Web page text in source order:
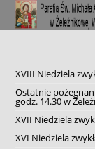
Skip
content
XVIII Niedziela
Ostatnie
godz. 14.30 w
XVII Niedziela
XVI Niedziela